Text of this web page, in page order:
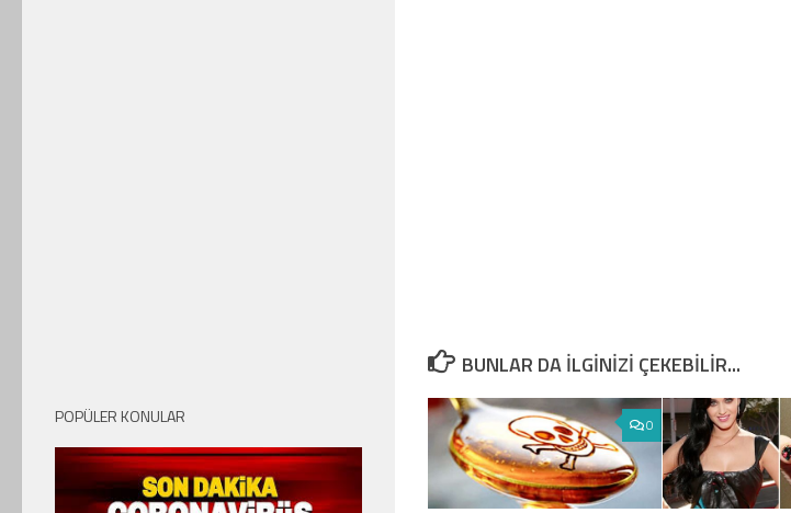
BUNLAR DA ILGINIZI ÇEKEBILIR...
0
POPÜLER KONULAR